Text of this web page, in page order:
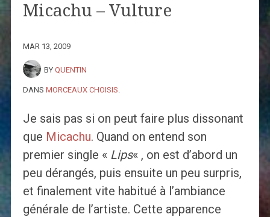
Micachu – Vulture
MAR 13, 2009
BY QUENTIN
DANS MORCEAUX CHOISIS
Je sais pas si on peut faire plus dissonant
que Micachu. Quand on entend son
premier single « Lips« , on est d’abord un
peu dérangés, puis ensuite un peu surpris,
et finalement vite habitué à l’ambiance
générale de l’artiste. Cette apparence